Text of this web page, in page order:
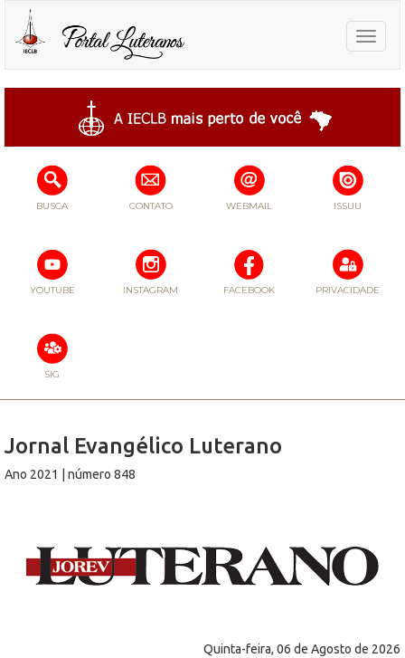
Toggle
BUSCA CONTATO WEBMAIL ISSUU
YOUTUBE INSTAGRAM FACEBOOK PRIVACIDADE
SIG
Jornal Evangélico Luterano
Ano 2021 | número 848
Quinta-feira, 06 de Agosto de 2026